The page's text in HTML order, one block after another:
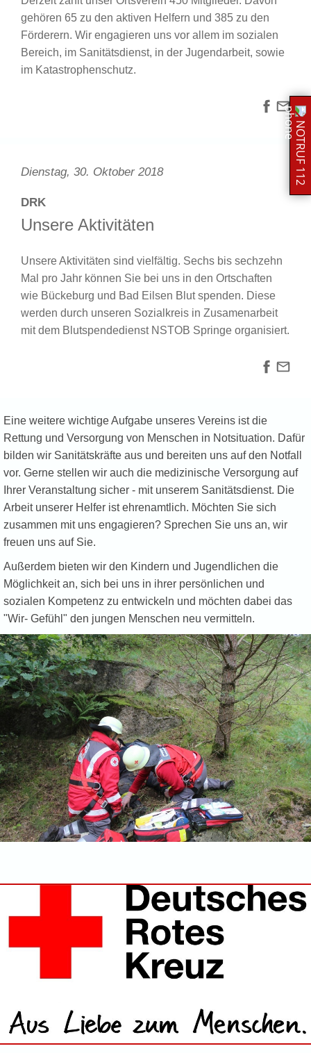
gehören 65 zu den aktiven Helfern und 385 zu den
Förderern. Wir engagieren uns vor allem im sozialen
Bereich, im Sanitätsdienst, in der Jugendarbeit, sowie
im Katastrophenschutz.
Dienstag, 30. Oktober 2018
DRK
Unsere Aktivitäten
Unsere Aktivitäten sind vielfältig. Sechs bis sechzehn
Mal pro Jahr können Sie bei uns in den Ortschaften
wie Bückeburg und Bad Eilsen Blut spenden. Diese
werden durch unseren Sozialkreis in Zusamenarbeit
mit dem Blutspendedienst NSTOB Springe organisiert.
Eine weitere wichtige Aufgabe unseres Vereins ist die
Rettung und Versorgung von Menschen in Notsituation. Dafür
bilden wir Sanitätskräfte aus und bereiten uns auf den Notfall
vor. Gerne stellen wir auch die medizinische Versorgung auf
Ihrer Veranstaltung sicher - mit unserem Sanitätsdienst. Die
Arbeit unserer Helfer ist ehrenamtlich. Möchten Sie sich
zusammen mit uns engagieren? Sprechen Sie uns an, wir
freuen uns auf Sie.
Außerdem bieten wir den Kindern und Jugendlichen die
Möglichkeit an, sich bei uns in ihrer persönlichen und
sozialen Kompetenz zu entwickeln und möchten dabei das
"Wir- Gefühl" den jungen Menschen neu vermitteln.
NOTRUF 112